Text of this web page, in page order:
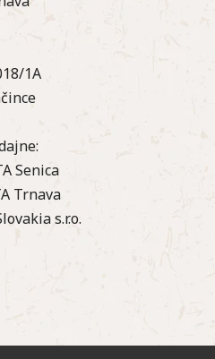
1A
Senica
Trnava
s.r.o.